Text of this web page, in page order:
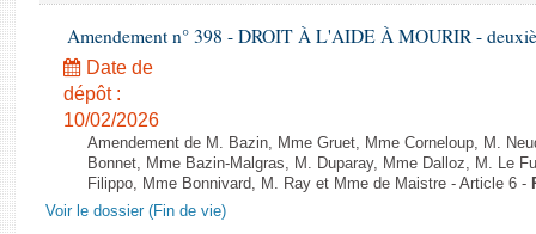
Amendement n° 398 - DROIT À L'AIDE À MOURIR -
Date de
dépôt :
10/02/2026
Amendement de M. Bazin, Mme Gruet, Mme Corneloup, M.
Bonnet, Mme Bazin-Malgras, M. Duparay, Mme Dalloz, M. Le
Filippo, Mme Bonnivard, M. Ray et Mme de Maistre - Article 6 -
Voir le dossier (Fin de vie)